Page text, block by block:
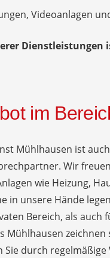
Videoanlagen
im
Mühlhausen ist
Wir
wie Heizung,
in unsere Hände
Bereich, als auch
Mühlhausen
Sie durch